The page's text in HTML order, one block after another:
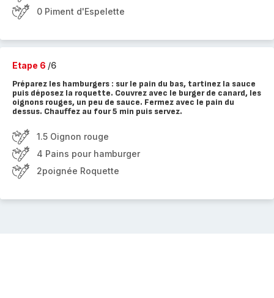
0 Piment d'Espelette
Etape 6 /6
Préparez les hamburgers : sur le pain du bas, tartinez la sauce
puis déposez la roquette. Couvrez avec le burger de canard, les
oignons rouges, un peu de sauce. Fermez avec le pain du
dessus. Chauffez au four 5 min puis servez.
1.5 Oignon rouge
4 Pains pour hamburger
2poignée Roquette